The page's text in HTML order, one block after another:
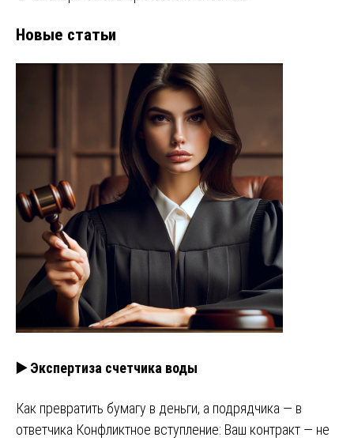
Новые статьи
▶️ Экспертиза счетчика воды
Как превратить бумагу в деньги, а подрядчика — в
ответчика Конфликтное вступление: Ваш контракт — не